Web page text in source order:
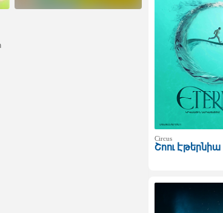
Circus
Շոու Էթերնիա